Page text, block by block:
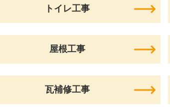
トイレ工事
屋根工事
瓦補修工事